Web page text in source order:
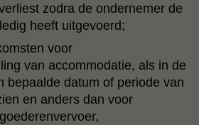
zodra de ondernemer de
heeft uitgevoerd;
voor
van accommodatie, als in de
bepaalde datum of periode van
en anders dan voor